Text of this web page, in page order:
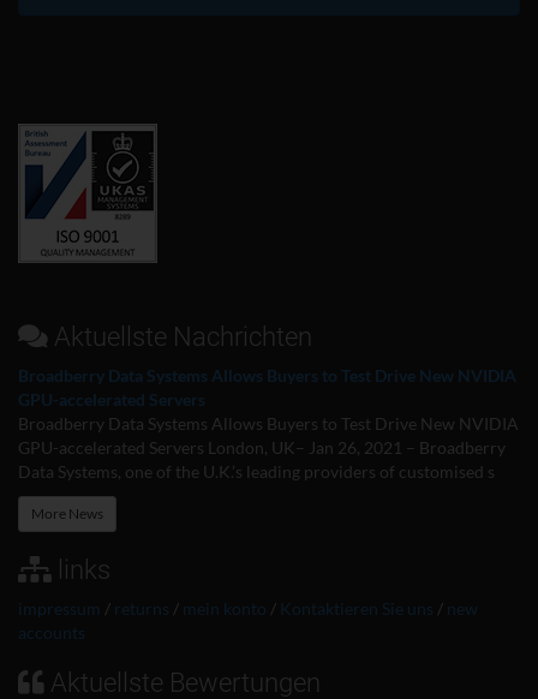
Aktuellste Nachrichten
Broadberry Data Systems Allows Buyers to Test Drive New NVIDIA
GPU-accelerated Servers
Broadberry Data Systems Allows Buyers to Test Drive New NVIDIA
GPU-accelerated Servers London, UK– Jan 26, 2021 – Broadberry
Data Systems, one of the U.K.’s leading providers of customised s
More News
links
impressum / returns / mein konto / Kontaktieren Sie uns / new
accounts
Aktuellste Bewertungen